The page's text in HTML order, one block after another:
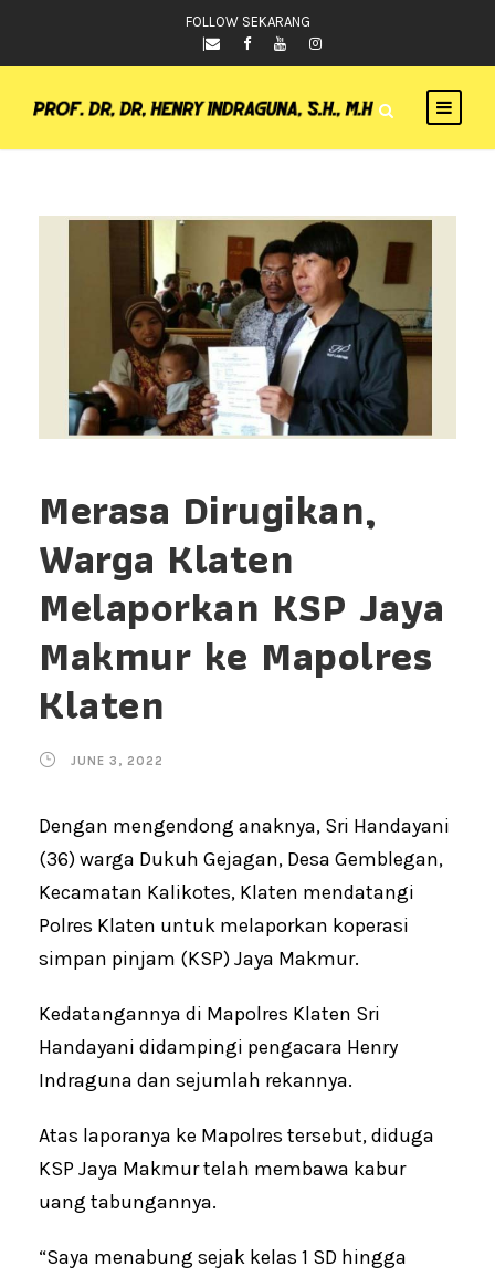
FOLLOW SEKARANG
Merasa Dirugikan,
Warga Klaten
Melaporkan KSP Jaya
Makmur ke Mapolres
Klaten
JUNE 3, 2022
Dengan mengendong anaknya, Sri Handayani
(36) warga Dukuh Gejagan, Desa Gemblegan,
Kecamatan Kalikotes, Klaten mendatangi
Polres Klaten untuk melaporkan koperasi
simpan pinjam (KSP) Jaya Makmur.
Kedatangannya di Mapolres Klaten Sri
Handayani didampingi pengacara Henry
Indraguna dan sejumlah rekannya.
Atas laporanya ke Mapolres tersebut, diduga
KSP Jaya Makmur telah membawa kabur
uang tabungannya.
“Saya menabung sejak kelas 1 SD hingga